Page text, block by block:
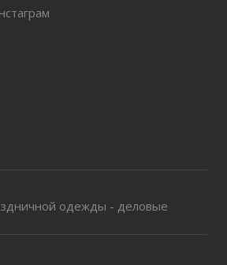
одежды - деловые